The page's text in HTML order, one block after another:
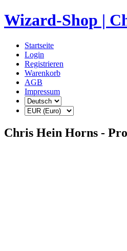
Wizard-Shop |
Startseite
Login
Registrieren
Warenkorb
AGB
Impressum
Chris Hein Horns -